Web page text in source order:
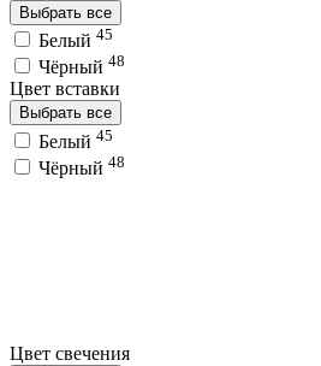
Выбрать все
Белый 45
Чёрный 48
Цвет вставки
Выбрать все
Белый 45
Чёрный 48
Цвет свечения